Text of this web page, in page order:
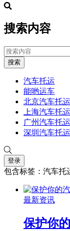
搜索内容
搜索
汽车托运
能哟运车
北京汽车托运
上海汽车托运
广州汽车托运
深圳汽车托运
登录
包含标签：汽车托
最新资讯
保护你